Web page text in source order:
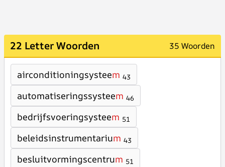
22 Letter Woorden 35 Woorden
airconditioningsysteem 43
automatiseringssysteem 46
bedrijfsvoeringsysteem 51
beleidsinstrumentarium 43
besluitvormingscentrum 51